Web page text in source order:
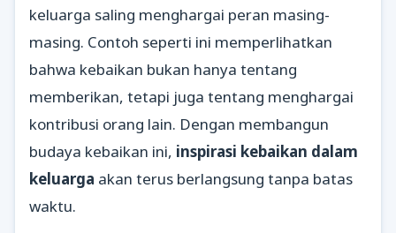
keluarga saling menghargai peran masing-
masing. Contoh seperti ini memperlihatkan
bahwa kebaikan bukan hanya tentang
memberikan, tetapi juga tentang menghargai
kontribusi orang lain. Dengan membangun
budaya kebaikan ini, inspirasi kebaikan dalam
keluarga akan terus berlangsung tanpa batas
waktu.